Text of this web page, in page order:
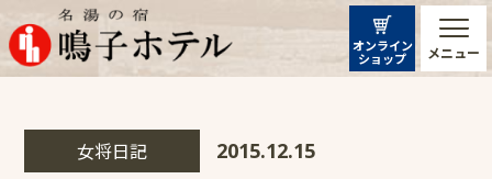
メニュー
オンライン
ショップ
女将日記 2015.12.15